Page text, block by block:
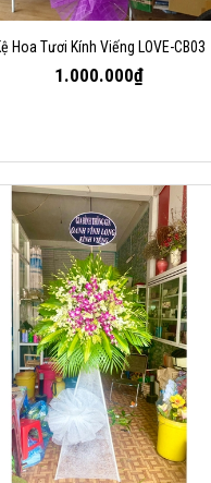
Hoa Tươi Kính Viếng LOVE-CB03
1.000.000₫